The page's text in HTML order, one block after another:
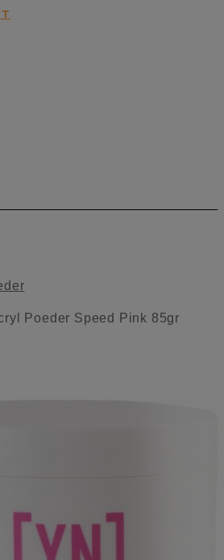
Poeder Speed Pink 85gr